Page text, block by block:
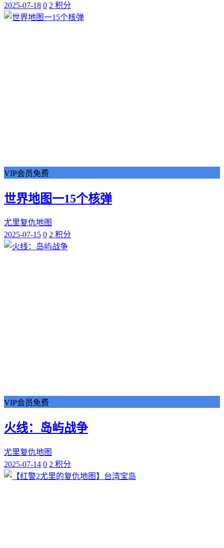
2025-07-18 0 2 积分
VIP会员免费
世界地图一15个核弹
尤里复仇地图
2025-07-15 0 2 积分
VIP会员免费
火线：岛屿战争
尤里复仇地图
2025-07-14 0 2 积分